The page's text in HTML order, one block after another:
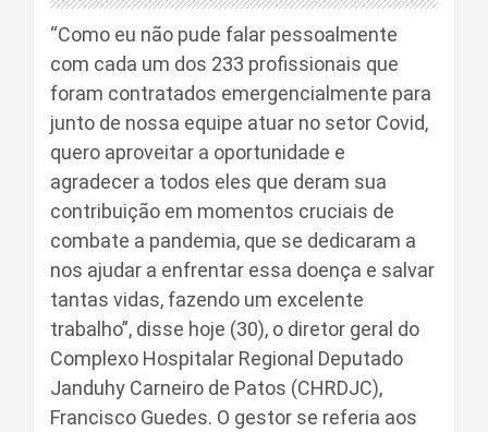
“Como eu não pude falar pessoalmente
com cada um dos 233 profissionais que
foram contratados emergencialmente para
junto de nossa equipe atuar no setor Covid,
quero aproveitar a oportunidade e
agradecer a todos eles que deram sua
contribuição em momentos cruciais de
combate a pandemia, que se dedicaram a
nos ajudar a enfrentar essa doença e salvar
tantas vidas, fazendo um excelente
trabalho”, disse hoje (30), o diretor geral do
Complexo Hospitalar Regional Deputado
Janduhy Carneiro de Patos (CHRDJC),
Francisco Guedes. O gestor se referia aos